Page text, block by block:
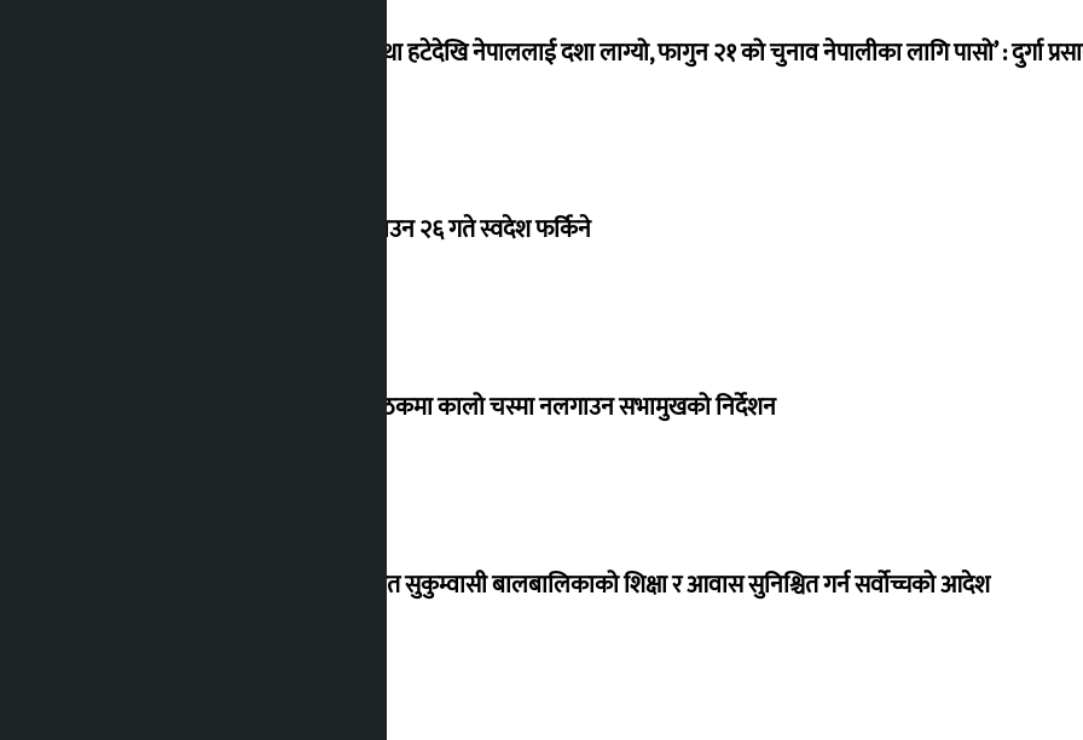
‘राजसंस्था हटेदेखि नेपाललाई दशा लाग्यो, फागुन २१ को चुनाव नेपालीका लागि पासो’ : दुर्गा
देउवा साउन २६ गते स्वदेश फर्किने
संसद् बैठकमा कालो चस्मा नलगाउन सभामुखको निर्देशन
विस्थापित सुकुम्वासी बालबालिकाको शिक्षा र आवास सुनिश्चित गर्न सर्वोच्चको आदेश